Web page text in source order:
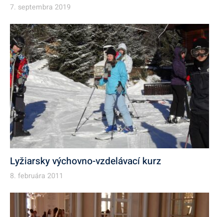
7. septembra 2019
Lyžiarsky výchovno-vzdelávací kurz
8. februára 2011